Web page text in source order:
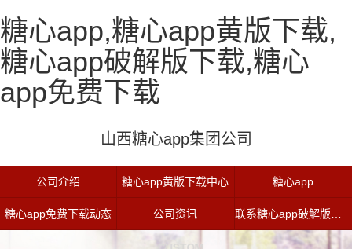
糖心app,糖心app黄版下载,
糖心app破解版下载,糖心
app免费下载
山西糖心app集团公司
公司介绍 糖心app黄版下载中心 糖心app
糖心app免费下载动态 公司资讯